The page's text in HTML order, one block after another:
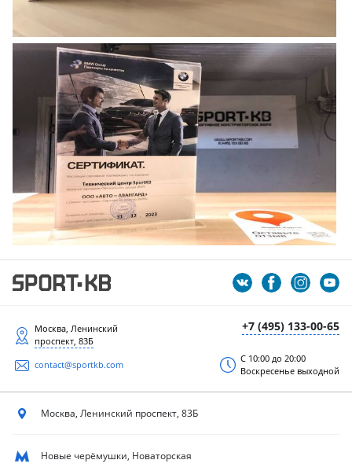
+7 (495) 133-00-65
Москва, Ленинский
проспект, 83Б
contact@sportkb.com
С 10:00 до 20:00
Воскресенье выходной
Москва, Ленинский проспект, 83Б
Новые черёмушки, Новаторская